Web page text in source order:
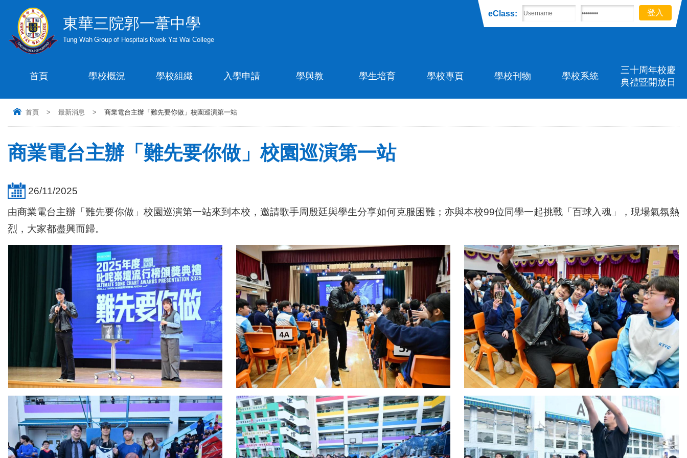
東華三院郭一葦中學
Tung Wah Group of Hospitals Kwok Yat Wai College
eClass:
首頁 學校概況 學校組織 入學申請 學與教 學生培育 學校專頁 學校刊物 學校系統
三十周年校慶
典禮暨開放日
首頁 > 最新消息 > 商業電台主辦「難先要你做」校園巡演第一站
商業電台主辦「難先要你做」校園巡演第一站
26/11/2025
由商業電台主辦「難先要你做」校園巡演第一站來到本校，邀請歌手周殷廷與學生分享如何克服困難；亦與本校99位同學一起挑戰「百球入魂」，現場氣氛熱
烈，大家都盡興而歸。